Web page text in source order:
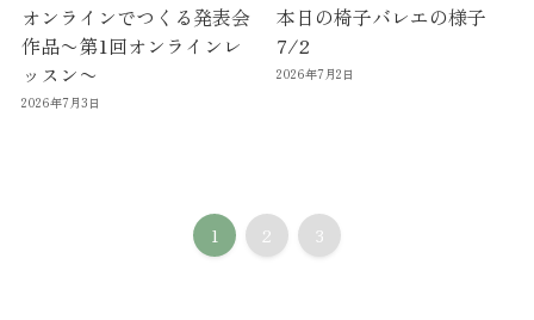
オンラインでつくる発表会
作品〜第1回オンラインレ
ッスン〜
2026年7月3日
本日の椅子バレエの様子
7/2
2026年7月2日
1 2 3